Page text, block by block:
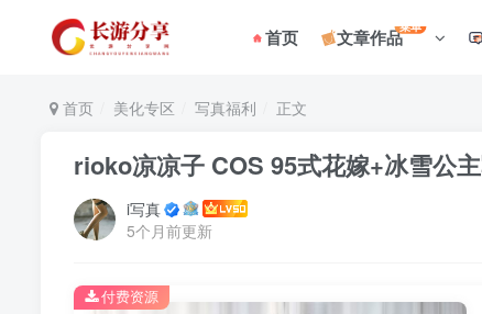
首页 文章作品菜单
首页 美化专区 写真福利 正文
rioko凉凉子 COS 95式花嫁+冰雪公
i写真
5个月前更新
付费资源